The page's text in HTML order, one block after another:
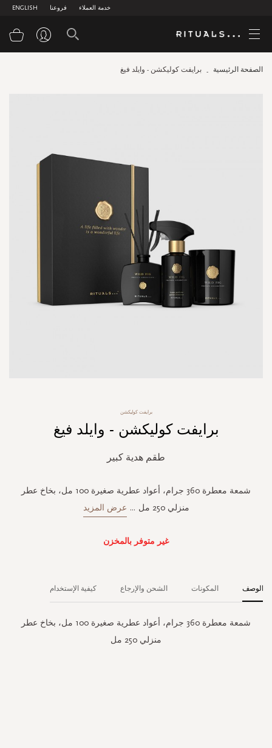
ENGLISH فروعنا خدمة العملاء
الصفحة الرئيسية برايفت كوليكشن - وايلد فيغ
gallery
برايفت كوليكشن
برايفت كوليكشن - وايلد فيغ
طقم هدية كبير
شمعة معطرة 360 جرام، أعواد عطرية صغيرة 100 مل، بخاخ عطر
منزلي 250 مل
... عرض المزيد
غير متوفر بالمخزن
الوصف
شمعة معطرة 360 جرام، أعواد عطرية صغيرة 100 مل، بخاخ عطر
منزلي 250 مل
المكونات الشحن والإرجاع كيفية الإستخدام